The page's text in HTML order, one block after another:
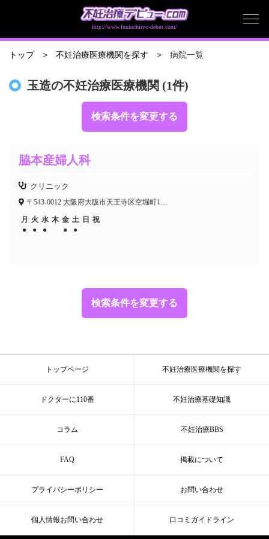
http://www.funinchiryo-debut.com/
トップ 不妊治療医療機関を探す 病院一覧
検索条件を変更する
玉造の不妊治療医療機関 (1件)
検索条件を変更する
脇本産婦人科
クリニック
〒543-0012 大阪府大阪市天王寺区空堀町1-19
月 火 水 木 金 土 日 祝
●
● ● ● ●
● ● ●
トップページ 不妊治療医療機関を探す
ドクターに110番 不妊治療基礎知識
コラム 不妊治療BBS
FAQ 掲載について
プライバシーポリシー お問い合わせ
個人情報お問い合わせ 口コミガイドライン